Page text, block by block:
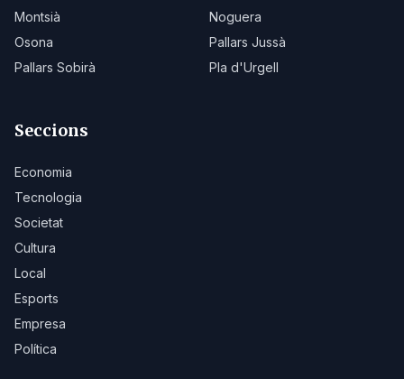
Montsià
Noguera
Osona
Pallars Jussà
Pallars Sobirà
Pla d'Urgell
Seccions
Economia
Tecnologia
Societat
Cultura
Local
Esports
Empresa
Política